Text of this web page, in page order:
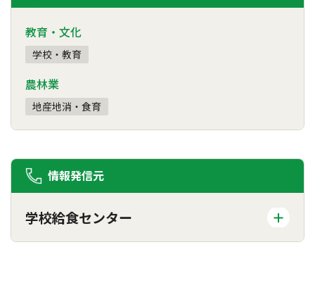
教育・文化
学校・教育
農林業
地産地消・食育
情報発信元
学校給食センター